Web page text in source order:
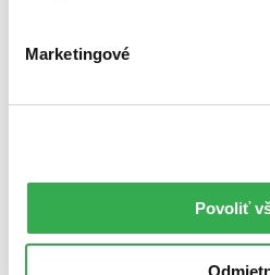
Marketingové
Povoliť